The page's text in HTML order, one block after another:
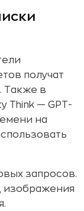
получат
Также в
Think — GPT-
на
запросов.
изображения